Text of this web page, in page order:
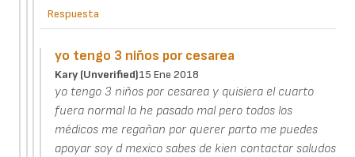
Respuesta
yo tengo 3 niños por cesarea
Kary (unverified)15 Ene 2018
yo tengo 3 niños por cesarea y quisiera el cuarto
fuera normal la he pasado mal pero todos los
médicos me regañan por querer parto me puedes
apoyar soy d mexico sabes de kien contactar saludos